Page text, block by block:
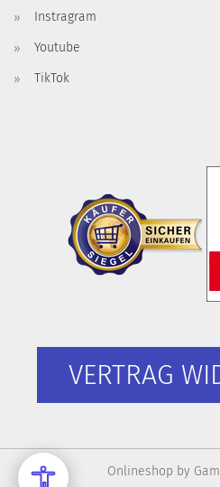
Instragram
Youtube
TikTok
VERTRAG
Onlineshop by